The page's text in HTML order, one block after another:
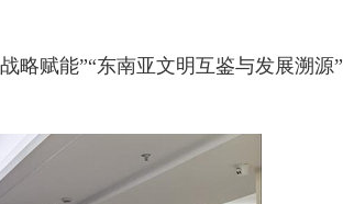
赋能”“东南亚文明互鉴与发展溯源